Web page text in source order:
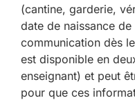
(cantine, garderie,
date de naissance
communication dès
est disponible en
enseignant) et peut
pour que ces